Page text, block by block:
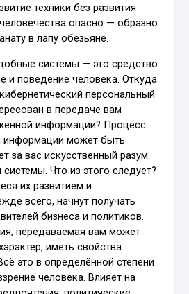
техники без развития
опасно — образно
в лапу обезьяне.
системы — это средство
и поведение человека. Откуда
персональный
в передаче вам
информации? Процесс
информации может быть
за вас искусственный разум
Что из этого следует?
их развитием и
всего, начнут получать
бизнеса и политиков.
передаваемая вам может
иметь свойства
это в определённой степени
человека. Влияет на